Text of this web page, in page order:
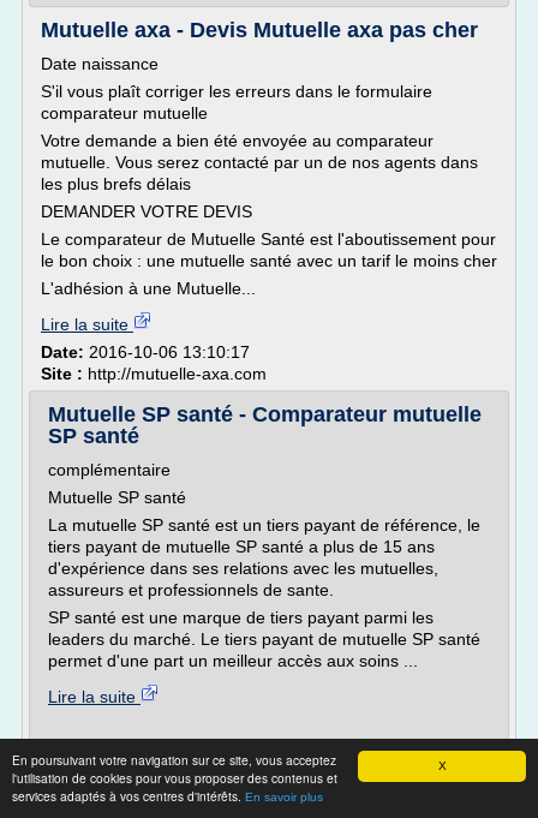
X
En poursuivant votre navigation sur ce site, vous acceptez
l'utilisation de cookies pour vous proposer des contenus et
services adaptés à vos centres d'intérêts. En savoir plus
Mutuelle axa - Devis Mutuelle axa pas cher
Date naissance
S'il vous plaît corriger les erreurs dans le formulaire
comparateur mutuelle
Votre demande a bien été envoyée au comparateur
mutuelle. Vous serez contacté par un de nos agents dans
les plus brefs délais
DEMANDER VOTRE DEVIS
Le comparateur de Mutuelle Santé est l'aboutissement pour
le bon choix : une mutuelle santé avec un tarif le moins cher
L'adhésion à une Mutuelle...
Lire la suite
Date: 2016-10-06 13:10:17
Site : http://mutuelle-axa.com
Mutuelle SP santé - Comparateur mutuelle
SP santé
complémentaire
Mutuelle SP santé
La mutuelle SP santé est un tiers payant de référence, le
tiers payant de mutuelle SP santé a plus de 15 ans
d'expérience dans ses relations avec les mutuelles,
assureurs et professionnels de sante.
SP santé est une marque de tiers payant parmi les
leaders du marché. Le tiers payant de mutuelle SP santé
permet d'une part un meilleur accès aux soins ...
Lire la suite
La mutuelle santé pour chien à prix
discount | Club chien ...